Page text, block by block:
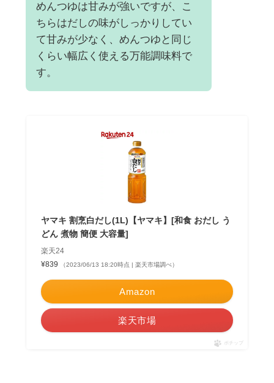
めんつゆは甘みが強いですが、こ
ちらはだしの味がしっかりしてい
て甘みが少なく、めんつゆと同じ
くらい幅広く使える万能調味料で
す。
ヤマキ 割烹白だし(1L)【ヤマキ】[和食 おだし う
どん 煮物 簡便 大容量]
楽天24
¥839
（2023/06/13 18:20時点 | 楽天市場調べ）
Amazon
楽天市場
ポチップ